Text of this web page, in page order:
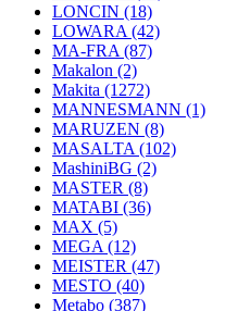
LONCIN (18)
LOWARA (42)
MA-FRA (87)
Makalon (2)
Makita (1272)
MANNESMANN (1)
MARUZEN (8)
MASALTA (102)
MashiniBG (2)
MASTER (8)
MATABI (36)
MAX (5)
MEGA (12)
MEISTER (47)
MESTO (40)
Metabo (387)